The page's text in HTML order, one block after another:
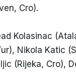
Cro).
Kolasinac
Nikola Katic
(Rijeka, Cro),